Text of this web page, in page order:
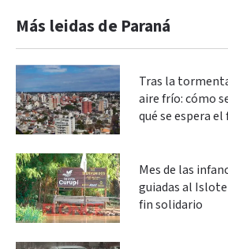
Más leidas de Paraná
Tras la
aire frío: cómo
qué se espera
Mes de las
guiadas al
fin solidario